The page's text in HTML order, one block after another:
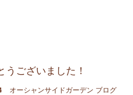
うございました！
オーシャンサイドガーデン ブログ